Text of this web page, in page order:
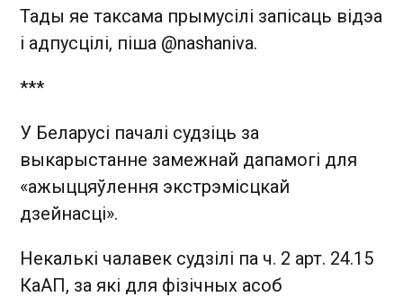
Тады яе таксама прымусілі запісаць відэа
і адпусцілі, піша @nashaniva.
***
У Беларусі пачалі судзіць за
выкарыстанне замежнай дапамогі для
«ажыццяўлення экстрэмісцкай
дзейнасці».
Некалькі чалавек судзілі па ч. 2 арт. 24.15
КаАП, за які для фізічных асоб